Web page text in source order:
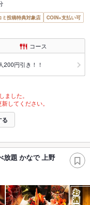
ミ投稿特典対象店
COIN+支払い可
コース
200円引き！！
ました。
してください。
る
放題 かなで 上野